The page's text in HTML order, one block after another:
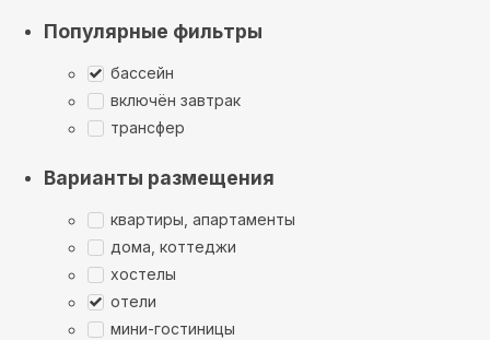
Популярные фильтры
бассейн
включён завтрак
трансфер
Варианты размещения
квартиры, апартаменты
дома, коттеджи
хостелы
отели
мини-гостиницы